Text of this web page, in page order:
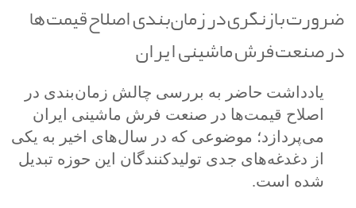
ضرورت بازنگری در زمان‌بندی اصلاح قیمت‌ها
در صنعت فرش ماشینی ایران
یادداشت حاضر به بررسی چالش زمان‌بندی در
اصلاح قیمت‌ها در صنعت فرش ماشینی ایران
می‌پردازد؛ موضوعی که در سال‌های اخیر به یکی
از دغدغه‌های جدی تولیدکنندگان این حوزه تبدیل
شده است.